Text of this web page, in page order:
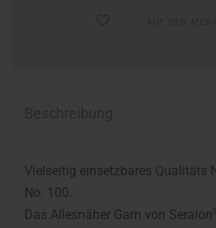
Vielseitig einsetzbares Qualitäts
No. 100.
Das Allesnäher Garn von Seralon ®